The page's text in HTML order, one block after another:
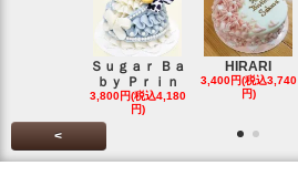
Ｓｕｇａｒ Ｂａ
ｂｙ Ｐｒｉｎ
3,800円(税込4,180
円)
HIRARI
3,400円(税込3,740
円)
<